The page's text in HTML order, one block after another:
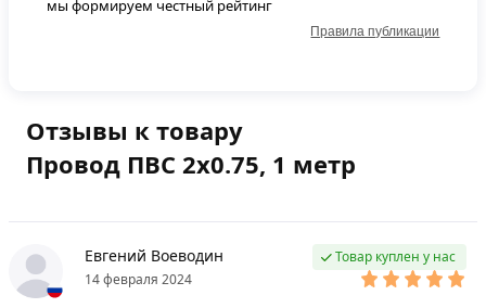
Отзывы к товару
Провод ПВС 2х0.75, 1 метр
Евгений Воеводин
14 февраля 2024
Товар куплен у нас
мы формируем честный рейтинг
Правила публикации